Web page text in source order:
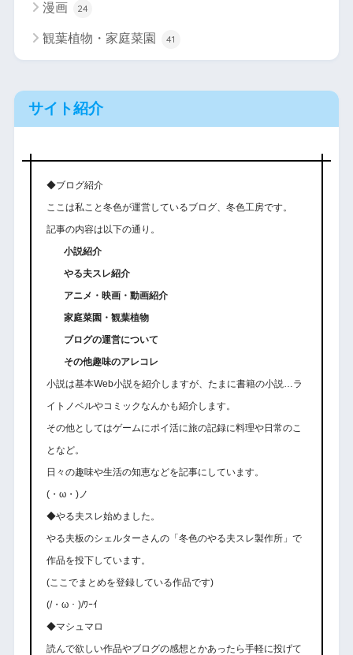
漫画 24
観葉植物・家庭菜園 41
サイト紹介
◆ブログ紹介
ここは私こと冬色が運営しているブログ、冬色工房です。
記事の内容は以下の通り。
小説紹介
やる夫スレ紹介
アニメ・映画・動画紹介
家庭菜園・観葉植物
ブログの運営について
その他趣味のアレコレ
小説は基本Web小説を紹介しますが、たまに書籍の小説…ラ
イトノベルやコミックなんかも紹介します。
その他としてはゲームにポイ活に旅の記録に料理や日常のこ
となど。
日々の趣味や生活の知恵などを記事にしています。
(・ω・)ノ
◆やる夫スレ始めました。
やる夫板のシェルターさんの「冬色のやる夫スレ製作所」で
作品を投下しています。
(ここでまとめを登録している作品です)
(/・ω・)/ﾜｰｲ
◆マシュマロ
読んで欲しい作品やブログの感想とかあったら手軽に投げて